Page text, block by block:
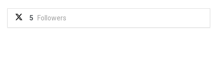
5 Followers